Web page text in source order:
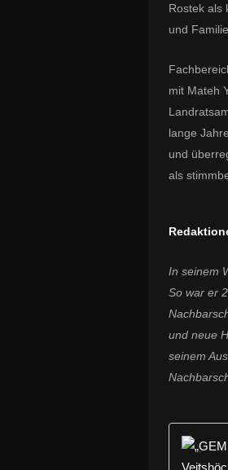
Rostek als
und
mit Mateh
lange
und
als
In seinem
So war er
und neue
seinem